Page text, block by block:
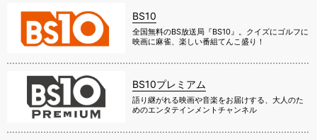
BS10
全国無料のBS放送局『BS10』。クイズにゴルフに
映画に麻雀、楽しい番組てんこ盛り！
BS10プレミアム
語り継がれる映画や音楽をお届けする、大人のた
めのエンタテインメントチャンネル